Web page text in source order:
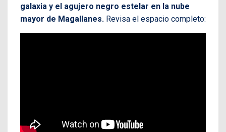
galaxia y el agujero negro estelar en la nube
mayor de Magallanes. Revisa el espacio completo: